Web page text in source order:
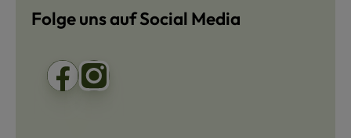
Folge uns auf Social Media